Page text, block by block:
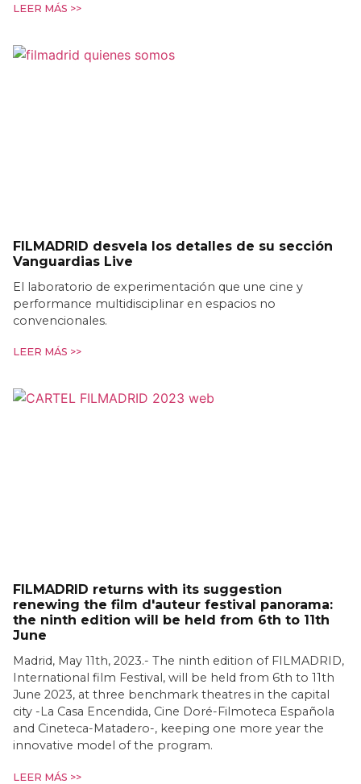
LEER MÁS >>
FILMADRID desvela los detalles de su sección
Vanguardias Live
El laboratorio de experimentación que une cine y
performance multidisciplinar en espacios no
convencionales.
LEER MÁS >>
FILMADRID returns with its suggestion
renewing the film d'auteur festival panorama:
the ninth edition will be held from 6th to 11th
June
Madrid, May 11th, 2023.- The ninth edition of FILMADRID,
International film Festival, will be held from 6th to 11th
June 2023, at three benchmark theatres in the capital
city -La Casa Encendida, Cine Doré-Filmoteca Española
and Cineteca-Matadero-, keeping one more year the
innovative model of the program.
LEER MÁS >>